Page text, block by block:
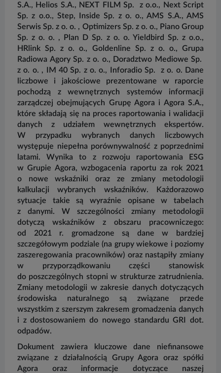
S.A., Helios S.A., NEXT FILM Sp. z o.o., Next Script
Sp. z o.o., Step, Inside Sp. z o. o., AMS S.A., AMS
Serwis Sp. z o. o. , Optimizers Sp. z o. o., Piano Group
Sp. z o. o. , Plan D Sp. z o. o. Yieldbird Sp. z o.o.,
HRlink Sp. z o. o., Goldenline Sp. z o. o., Grupa
Radiowa Agory Sp. z o. o., Doradztwo Mediowe Sp.
z o. o. , IM 40 Sp. z o. o., Inforadio Sp. z o. o. Dane
liczbowe i jakościowe prezentowane w raporcie
pochodzą z wewnętrznych systemów informacji
zarządczej obejmujących Grupę Agora i Agora S.A.,
które składają się na proces raportowania i walidacji
danych z udziałem wewnętrznych ekspertów.
W przypadku wybranych danych liczbowych
występuje niepełna porównywalność z poprzednimi
latami. Wynika to z rozwoju raportowania ESG
w Grupie Agora, wzbogacenia raportu za rok 2021
o nowe wskaźniki oraz ze zmiany metodologii
kalkulacji wybranych wskaźników. Każdorazowo
sytuacje takie są wyraźnie opisane w tabelach
z danymi. W szczególności zmiany metodologii
dotyczą wskaźników z obszaru pracowniczego:
od 2021 r. gromadzone są dane w bardziej
szczegółowym podziale (na grupy wiekowe i poziomy
zaszeregowania pracowników) oraz nastąpiły zmiany
w przyporządkowaniu części stanowisk
do poszczególnych stopni w strukturze zatrudnienia.
Zmiany metodologii w zakresie danych dotyczących
środowiska naturalnego są związane przede
wszystkim z szerszym zakresem gromadzenia danych
i z dostosowaniem do nowego standardu GRI dot.
odpadów.
Dokument zawiera kluczowe dane niefinansowe
związane z działalnością Grupy Agora oraz spółki
Agora oraz informacje dotyczące naszej